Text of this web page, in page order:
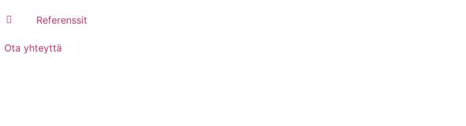
Referenssit
Ota yhteyttä